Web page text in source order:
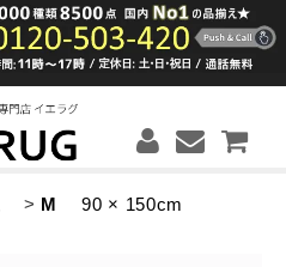
> M 90 × 150cm